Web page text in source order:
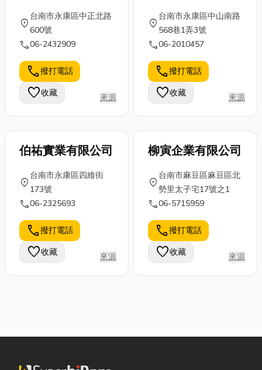
location_on
台南市永康區中正北路
600號
call06-2432909
call撥打電話
favorite收藏 來源
location_on
台南市永康區中山南路
568巷1弄3號
call06-2010457
call撥打電話
favorite收藏 來源
伯祐實業有限公司
location_on
台南市永康區四維街
173號
call06-2325693
call撥打電話
favorite收藏 來源
柳寅企業有限公司
location_on
台南市麻豆區麻豆區北
勢里太子宅17號之1
call06-5715959
call撥打電話
favorite收藏 來源